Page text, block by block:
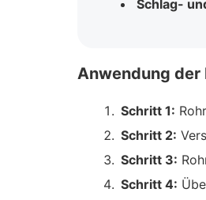
Schlag-
Anwendung der
Schritt 1:
Schritt 2:
Schritt 3:
Schritt 4: